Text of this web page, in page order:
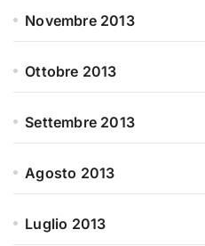
Novembre 2013
Ottobre 2013
Settembre 2013
Agosto 2013
Luglio 2013